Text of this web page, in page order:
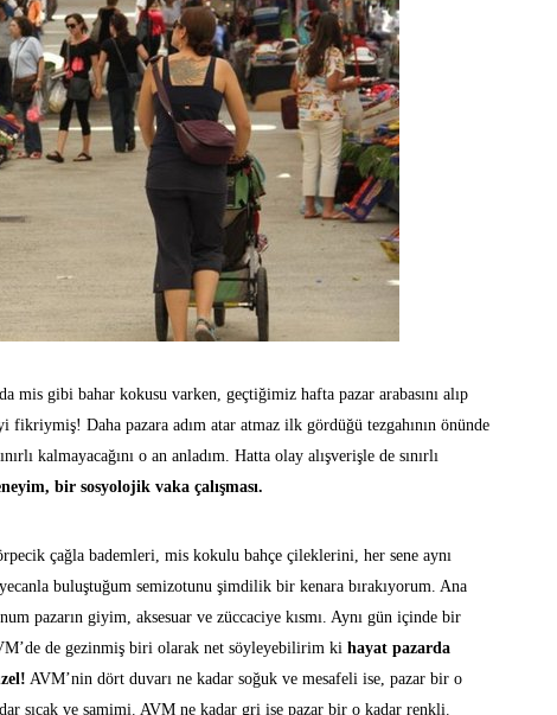
gibi bahar kokusu varken, geçtiğimiz hafta pazar arabasını alıp
fikriymiş! Daha pazara adım atar atmaz ilk gördüğü tezgahının önünde
kalmayacağını o an anladım. Hatta olay alışverişle de sınırlı
bir sosyolojik vaka çalışması.
çağla bademleri, mis kokulu bahçe çileklerini, her sene aynı
buluştuğum semizotunu şimdilik bir kenara bırakıyorum. Ana
pazarın giyim, aksesuar ve züccaciye kısmı. Aynı gün içinde bir
de gezinmiş biri olarak net söyleyebilirim kihayat pazarda
AVM’nin dört duvarı ne kadar soğuk ve mesafeli ise, pazar bir o
sıcak ve samimi. AVM ne kadar gri ise pazar bir o kadar renkli.